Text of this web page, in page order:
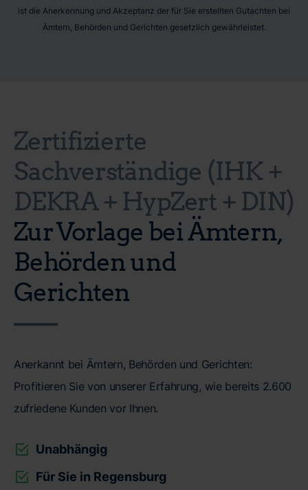
ist die Anerkennung und Akzeptanz der für Sie erstellten Gutachten bei
Ämtern, Behörden und Gerichten gesetzlich gewährleistet.
Zertifizierte
Sachverständige (IHK +
DEKRA + HypZert + DIN)
Zur Vorlage bei Ämtern,
Behörden und
Gerichten
Anerkannt bei Ämtern, Behörden und Gerichten:
Profitieren Sie von unserer Erfahrung, wie bereits 2.600
zufriedene Kunden vor Ihnen.
Unabhängig
Für Sie in Regensburg